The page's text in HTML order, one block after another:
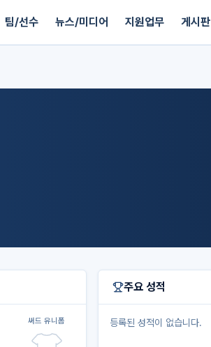
팀/선수 뉴스/미디어 지원업무 게시판
써드 유니폼
주요 성적
등록된 성적이 없습니다.